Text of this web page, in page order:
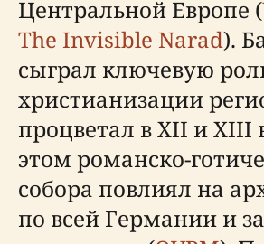
Центральной Европе (
The Invisible Narad).
сыграл ключевую
христианизации
процветал в XII и XIII
этом романско-
собора повлиял на
по всей Германии и